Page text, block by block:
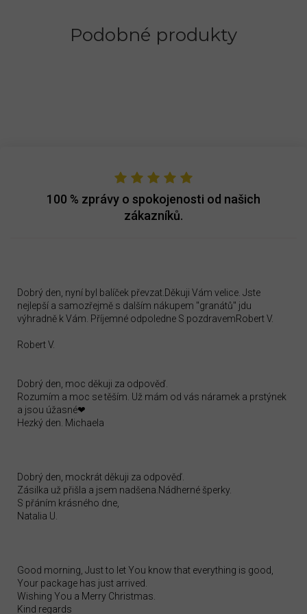
Podobné produkty
100 % zprávy o spokojenosti od našich
zákazníků.
Dobrý den, nyní byl balíček převzat.Děkuji Vám velice. Jste
nejlepší a samozřejmě s dalším nákupem "granátů" jdu
výhradně k Vám. Příjemné odpoledne S pozdravemRobert V.
Robert V.
Dobrý den, moc děkuji za odpověď.
Rozumím a moc se těším. Už mám od vás náramek a prstýnek
a jsou úžasné❤
Hezký den. Michaela
Dobrý den, mockrát děkuji za odpověď.
Zásilka už přišla a jsem nadšena.Nádherné šperky.
S přáním krásného dne,
Natalia U.
Good morning, Just to let You know that everything is good,
Your package has just arrived.
Wishing You a Merry Christmas.
Kind regards